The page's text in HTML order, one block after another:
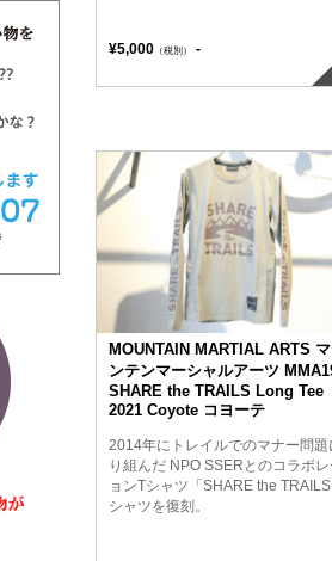
¥5,000 （税別） -
MOUNTAIN MARTIAL ARTS
ンテンマーシャルアーツ
SHARE the TRAILS Long Tee
2021 Coyote コヨーテ
2014年にトレイルでのマナー問題
り組んだ NPO SSERとのコラボ
ョンTシャツ「SHARE the
シャツを復刻。